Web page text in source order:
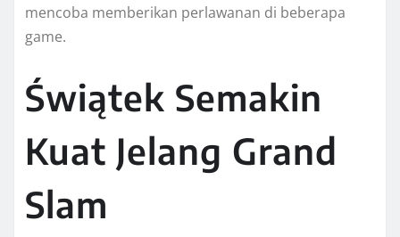
mencoba memberikan perlawanan di beberapa
game.
Świątek Semakin
Kuat Jelang Grand
Slam